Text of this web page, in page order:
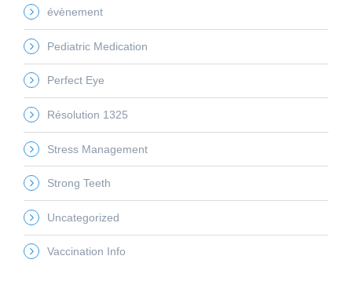
évènement
Pediatric Medication
Perfect Eye
Résolution 1325
Stress Management
Strong Teeth
Uncategorized
Vaccination Info